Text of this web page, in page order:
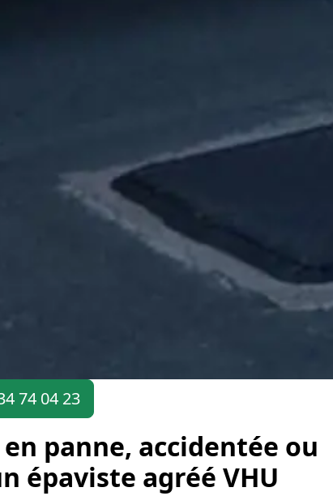
74 04 23
panne, accidentée ou
épaviste agréé VHU